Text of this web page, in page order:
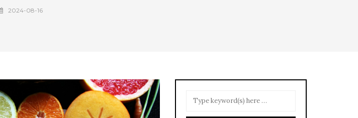
2024-08-16